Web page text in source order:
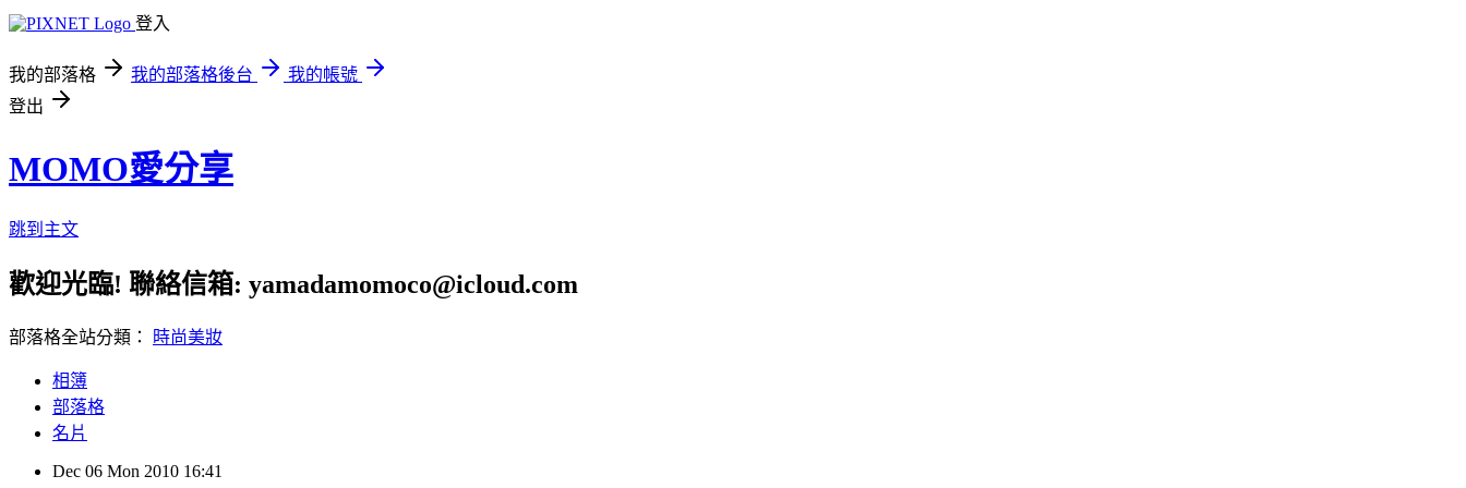
登入
我的部落格 我的部落格後台
我的帳號
登出
MOMO愛分享
跳到主文
歡迎光臨! 聯絡信箱: yamadamomoco@icloud.com
部落格全站分類： 時尚美妝
相簿
部落格
名片
Dec 06 Mon 2010 16:41